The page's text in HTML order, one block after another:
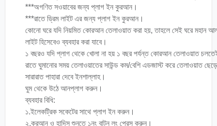
***অগণিত সওয়াবের জন্য প্লাগ ইন কুরআন।
***রাতে ড্রিম লাইট এর জন্য প্লাগ ইন কুরআন।
কোনো ঘরে যদি নিয়মিত কোরআন তেলাওয়াত করা হয়, তাহলে সেই ঘরে মহান
লাইট হিসেবেও ব্যবহার করা যাবে।
১ বছরও যদি প্লাগ থেকে খোলা না হয় ১ বছর পর্যন্ত কোরআন তেলাওয়াত
রাতে ঘুমানোর সময় তেলাওয়াতের সাউন্ড কম/বেশি এডজাস্ট করে
সারারাত পাহারা দেবে ইনশাল্লাহ।
ঘুম থেকে উঠে আনপ্লাগ করুন।
ব্যবহার বিধি:
১.ইলেকট্রিক সকেটের সাথে প্লাগ ইন করুন।
২.কুরআন ও হাদিস শুনতে ১নং বাটন লং প্রেস করুন।